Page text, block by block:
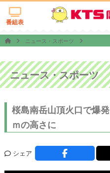
番組表
ニュース・スポーツ
ニュース・スポーツ
桜島南岳山頂火口で爆
ｍの高さに
シェア